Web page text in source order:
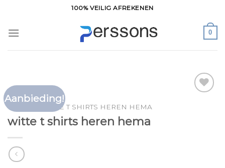
inhoud
100% VEILIG AFREKENEN
0
Aanbieding!
HOME WITTE T SHIRTS HEREN HEMA
witte t shirts heren hema